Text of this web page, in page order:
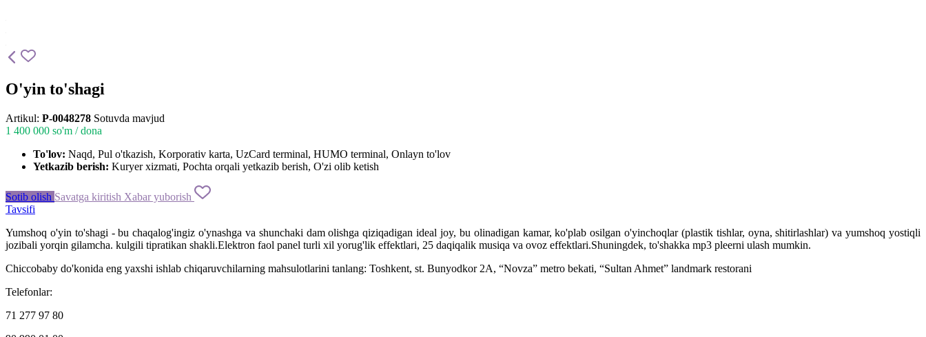
O'yin to'shagi
Artikul: P-0048278 Sotuvda mavjud
1 400 000 so'm / dona
To'lov: Naqd, Pul o'tkazish, Korporativ karta, UzCard terminal, HUMO terminal, Onlayn to'lov
Yetkazib berish: Kuryer xizmati, Pochta orqali yetkazib berish, O'zi olib ketish
Sotib olish Savatga kiritish Xabar yuborish
Tavsifi
Yumshoq o'yin to'shagi - bu chaqalog'ingiz o'ynashga va shunchaki dam olishga qiziqadigan ideal joy, bu olinadigan kamar, ko'plab osilgan o'yinchoqlar (plastik tishlar, oyna, shitirlashlar) va yumshoq yostiqli
jozibali yorqin gilamcha. kulgili tipratikan shakli.Elektron faol panel turli xil yorug'lik effektlari, 25 daqiqalik musiqa va ovoz effektlari.Shuningdek, to'shakka mp3 pleerni ulash mumkin.
Chiccobaby do'konida eng yaxshi ishlab chiqaruvchilarning mahsulotlarini tanlang: Toshkent, st. Bunyodkor 2A, “Novza” metro bekati, “Sultan Ahmet” landmark restorani
Telefonlar:
71 277 97 80